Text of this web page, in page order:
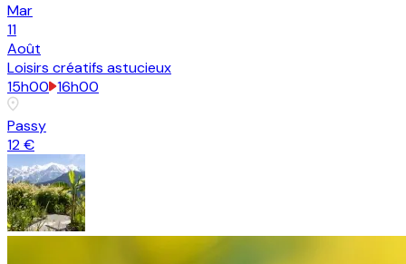
Mar
11
Août
Loisirs créatifs astucieux
15h00 16h00
Passy
12 €